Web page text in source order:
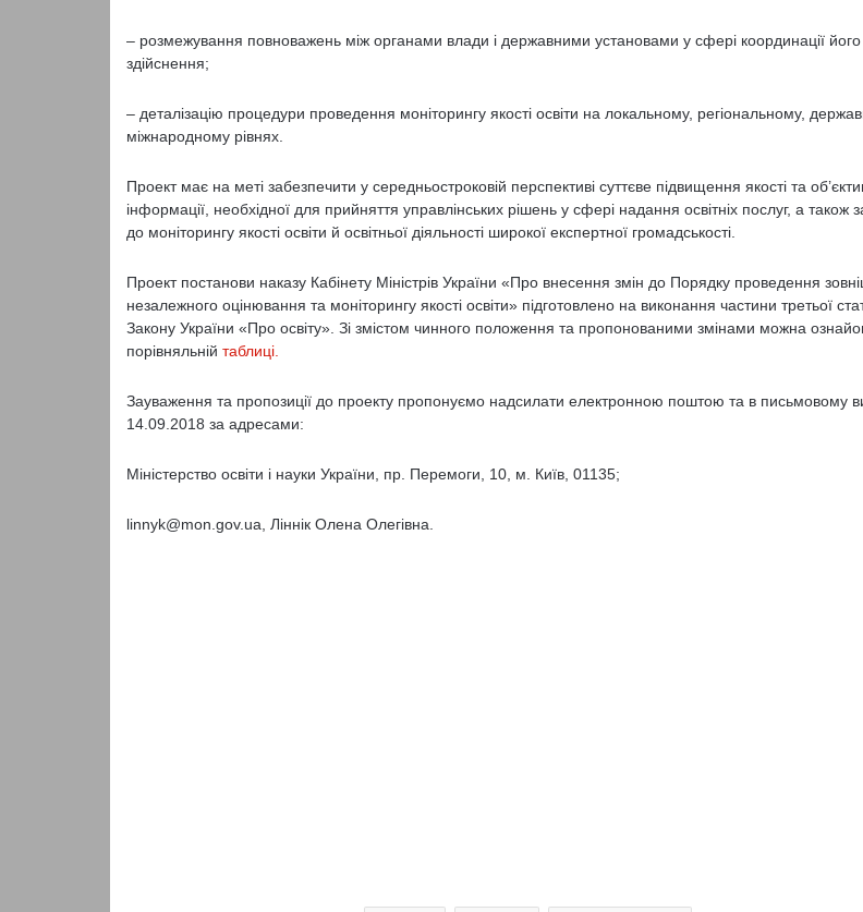
– розмежування повноважень між органами влади і державними установами у сфері координації його
здійснення;
– деталізацію процедури проведення моніторингу якості освіти на локальному, регіональному,
міжнародному рівнях.
Проект має на меті забезпечити у середньостроковій перспективі суттєве підвищення якості та
інформації, необхідної для прийняття управлінських рішень у сфері надання освітніх послуг, а також
до моніторингу якості освіти й освітньої діяльності широкої експертної громадськості.
Проект постанови наказу Кабінету Міністрів України «Про внесення змін до Порядку проведення
незалежного оцінювання та моніторингу якості освіти» підготовлено на виконання частини третьої
Закону України «Про освіту». Зі змістом чинного положення та пропонованими змінами можна
порівняльній таблиці.
Зауваження та пропозиції до проекту пропонуємо надсилати електронною поштою та в письмовому
14.09.2018 за адресами:
Міністерство освіти і науки України, пр. Перемоги, 10, м. Київ, 01135;
linnyk@mon.gov.ua, Ліннік Олена Олегівна.